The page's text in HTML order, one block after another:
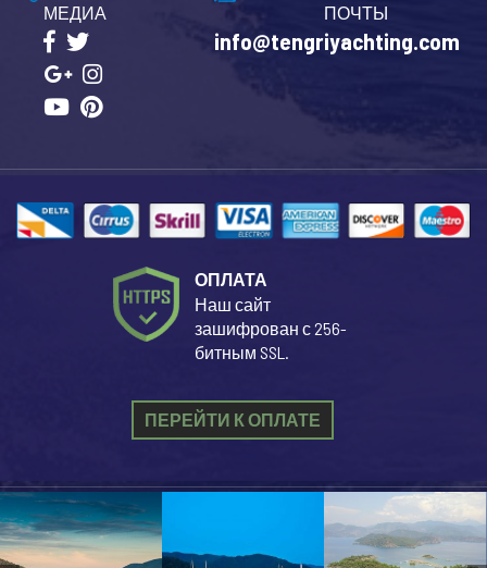
ПОЧТЫ
info@tengriyachting.com
МЕДИА
ОПЛАТА
Наш сайт
зашифрован с 256-
битным SSL.
ПЕРЕЙТИ К ОПЛАТЕ